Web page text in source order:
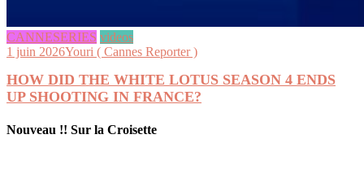
CANNESERIES videos
1 juin 2026Youri ( Cannes Reporter )
HOW DID THE WHITE LOTUS SEASON 4 ENDS
UP SHOOTING IN FRANCE?
Nouveau !! Sur la Croisette